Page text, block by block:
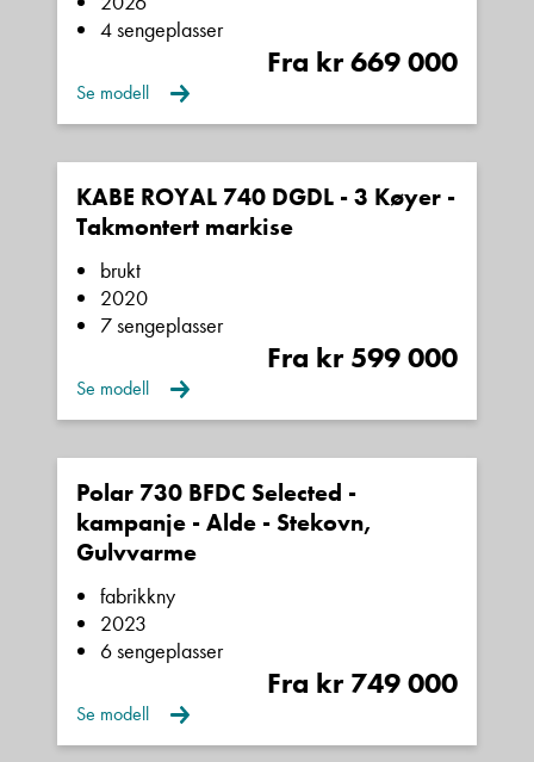
4 sengeplasser
Fra kr 669 000
Se modell
KABE ROYAL 740 DGDL - 3 Køyer -
Takmontert markise
brukt
2020
7 sengeplasser
Fra kr 599 000
Se modell
Polar 730 BFDC Selected -
kampanje - Alde - Stekovn,
Gulvvarme
fabrikkny
2023
6 sengeplasser
Fra kr 749 000
Se modell